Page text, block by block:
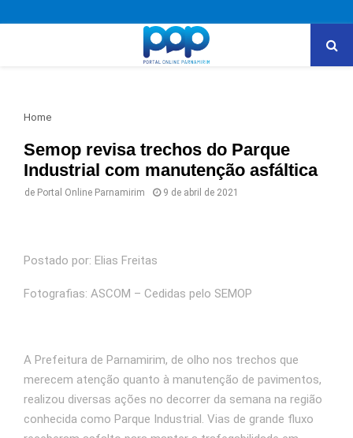
Home
Semop revisa trechos do Parque
Industrial com manutenção asfáltica
de Portal Online Parnamirim 9 de abril de 2021
Postado por: Elias Freitas
Fotografias: ASCOM – Cedidas pelo SEMOP
A Prefeitura de Parnamirim, de olho nos trechos que
merecem atenção quanto à manutenção de pavimentos,
realizou diversas ações no decorrer da semana na região
conhecida como Parque Industrial. Vias de grande fluxo